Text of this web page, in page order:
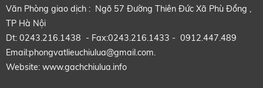
Văn Phòng giao dịch : Ngõ 57 Đường Thiên Đức Xã Phù Đổng ,
TP Hà Nội
Dt: 0243.216.1438 - Fax:0243.216.1433 - 0912.447.489
Email:phongvatlieuchiulua@gmail.com.
Website: www.gachchiulua.info